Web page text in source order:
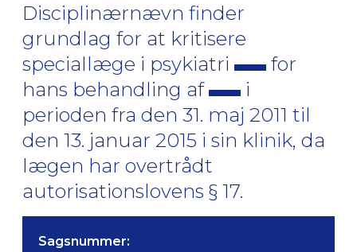
Disciplinærnævn finder
grundlag for at kritisere
speciallæge i psykiatri
for
hans behandling af
i
perioden fra den 31. maj 2011 til
den 13. januar 2015 i sin klinik, da
lægen har overtrådt
autorisationslovens § 17.
Sagsnummer: